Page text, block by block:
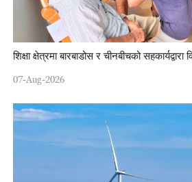
शिक्षा क्षेत्रमा बारबाडोस र चीनबीचको
07-Aug-2026